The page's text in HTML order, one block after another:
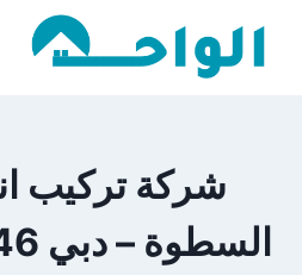
شركة تركيب
السطوة – دبي 0561986146